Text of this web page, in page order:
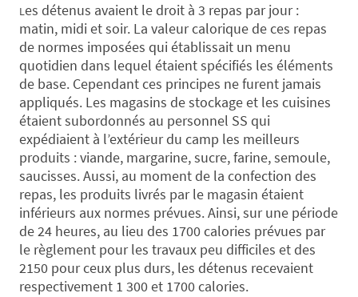
Les détenus avaient le droit à 3 repas par jour :
matin, midi et soir. La valeur calorique de ces repas
de normes imposées qui établissait un menu
quotidien dans lequel étaient spécifiés les éléments
de base. Cependant ces principes ne furent jamais
appliqués. Les magasins de stockage et les cuisines
étaient subordonnés au personnel SS qui
expédiaient à l’extérieur du camp les meilleurs
produits : viande, margarine, sucre, farine, semoule,
saucisses. Aussi, au moment de la confection des
repas, les produits livrés par le magasin étaient
inférieurs aux normes prévues. Ainsi, sur une période
de 24 heures, au lieu des 1700 calories prévues par
le règlement pour les travaux peu difficiles et des
2150 pour ceux plus durs, les détenus recevaient
respectivement 1 300 et 1700 calories.